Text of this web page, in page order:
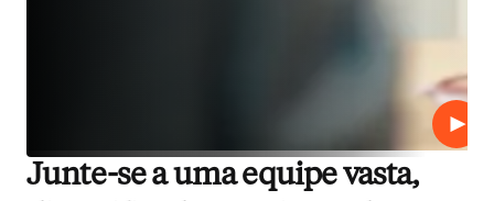
Junte-se a uma equipe vasta,